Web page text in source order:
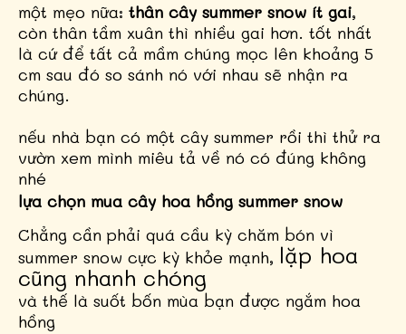
một mẹo nữa: thân cây summer snow ít gai,
còn thân tầm xuân thì nhiều gai hơn. tốt nhất
là cứ để tất cả mầm chúng mọc lên khoảng 5
cm sau đó so sánh nó với nhau sẽ nhận ra
chúng.
nếu nhà bạn có một cây summer rồi thì thử ra
vườn xem mình miêu tả về nó có đúng không
nhé
lựa chọn mua cây hoa hồng summer snow
Chẳng cần phải quá cầu kỳ chăm bón vì
summer snow cực kỳ khỏe mạnh, lặp hoa
cũng nhanh chóng
và thế là suốt bốn mùa bạn được ngắm hoa
hồng